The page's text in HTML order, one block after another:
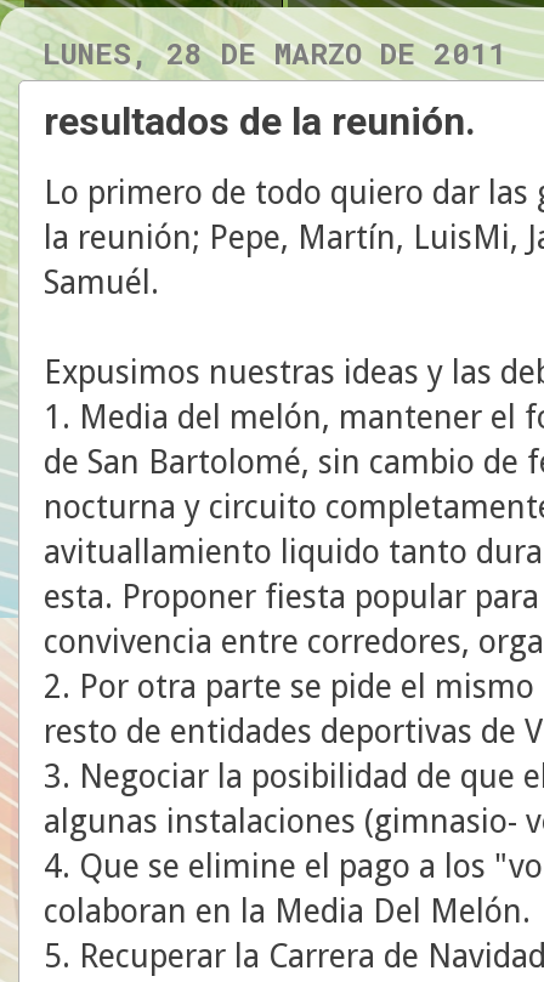
LUNES, 28 DE MARZO DE 2011
resultados de la reunión.
Lo primero de todo quiero dar las
la reunión; Pepe, Martín, LuisMi,
Samuél.
Expusimos nuestras ideas y las
1. Media del melón, mantener el
de San Bartolomé, sin cambio de
nocturna y circuito
avituallamiento liquido tanto
esta. Proponer fiesta popular
convivencia entre corredores,
2. Por otra parte se pide el
resto de entidades deportivas de
3. Negociar la posibilidad de que
algunas instalaciones (gimnasio-
4. Que se elimine el pago a los
colaboran en la Media Del Melón.
5. Recuperar la Carrera de